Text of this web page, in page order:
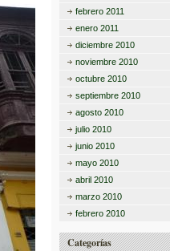
febrero 2011
enero 2011
diciembre 2010
noviembre 2010
octubre 2010
septiembre 2010
agosto 2010
julio 2010
junio 2010
mayo 2010
abril 2010
marzo 2010
febrero 2010
Categorías